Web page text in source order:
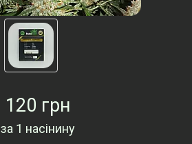
120 грн
за 1 насінину